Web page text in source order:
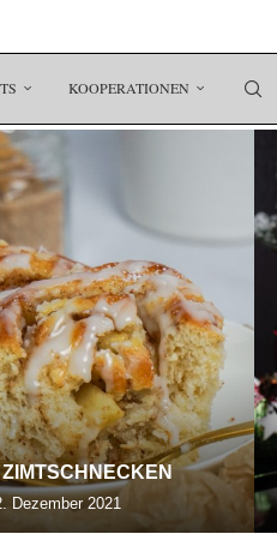
KOOPERATIONEN
Dezember 2021